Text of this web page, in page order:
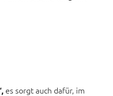
es sorgt auch dafür, im